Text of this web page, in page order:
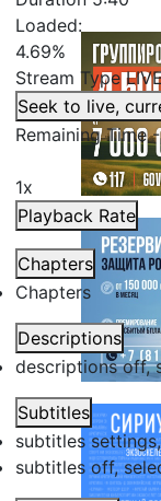
Loaded:
4.69%
Stream Type
Seek to live,
Remaining Time-
1x
Playback Rate
Chapters
Chapters
Descriptions
descriptions off,
Subtitles
subtitles settings
subtitles off,